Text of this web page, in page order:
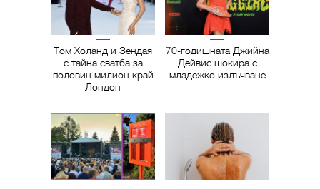
Том Холанд и Зендая
с тайна сватба за
половин милион край
Лондон
70-годишната Джийна
Дейвис шокира с
младежко излъчване